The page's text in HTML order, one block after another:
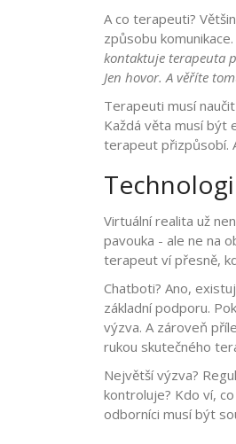
A co terapeuti?
způsobu
kontaktuje terapeuta
Jen hovor. A věříte
Terapeuti musí naučit
Každá věta musí být
terapeut přizpůsobí.
Virtuální realita už
pavouka - ale ne na
terapeut ví přesně,
Chatboti? Ano,
základní podporu.
výzva. A zároveň
rukou skutečného
Největší výzva?
kontroluje? Kdo ví,
odborníci musí být